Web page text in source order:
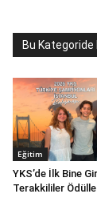
Bu Kategoride
Eğitim
YKS’de İlk Bine
Terakkililer